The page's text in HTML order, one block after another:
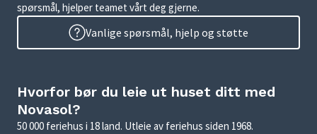
spørsmål, hjelper teamet vårt deg gjerne.
Vanlige spørsmål, hjelp og støtte
Hvorfor bør du leie ut huset ditt med
Novasol?
50 000 feriehus i 18 land. Utleie av feriehus siden 1968.